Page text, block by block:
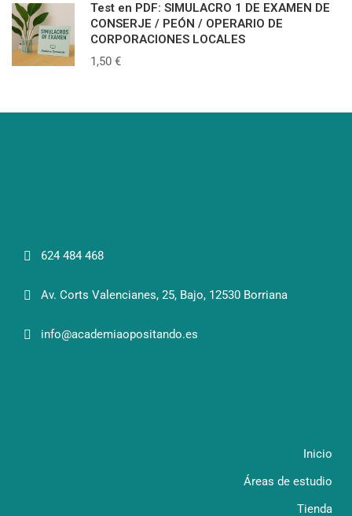
Test en PDF: SIMULACRO 1 DE EXAMEN DE
CONSERJE / PEÓN / OPERARIO DE
CORPORACIONES LOCALES
1,50 €
624 484 468
Av. Corts Valencianes, 25, Bajo, 12530 Borriana
info@academiaopositando.es
Inicio
Áreas de estudio
Tienda